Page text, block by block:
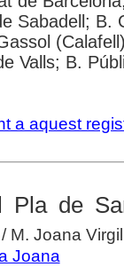
Sabadell; B.
Valls; B.
a aquest
Pla de
M. Joana
Joana